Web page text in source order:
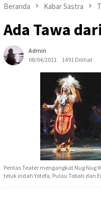
Beranda Kabar Sastra
Ada Tawa
Admin
08/04/2011
1491 Dilihat
Pentas Teater mengangkat Nug
teluk indah Yotefa, Pulau Tobati dan